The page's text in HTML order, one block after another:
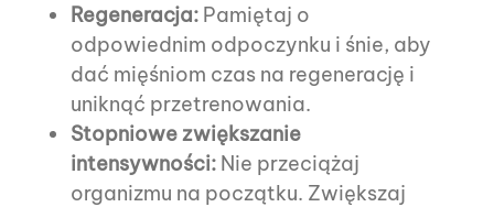
Regeneracja: Pamiętaj o
odpowiednim odpoczynku i śnie, aby
dać mięśniom czas na regenerację i
uniknąć przetrenowania.
Stopniowe zwiększanie
intensywności: Nie przeciążaj
organizmu na początku. Zwiększaj